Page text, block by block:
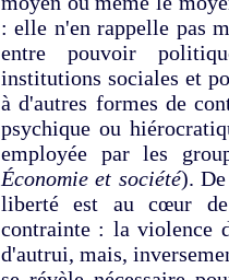
: elle n'en rappelle pas
entre pouvoir
institutions sociales et
à d'autres formes de
psychique ou
employée par les
Économie et société).
liberté est au cœur
contrainte : la violence
d'autrui, mais,